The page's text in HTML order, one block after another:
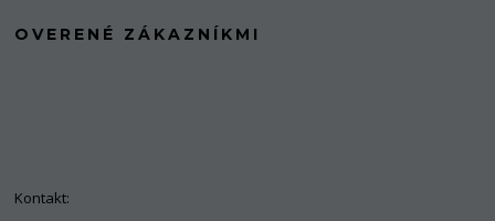
OVERENÉ ZÁKAZNÍKMI
Kontakt: